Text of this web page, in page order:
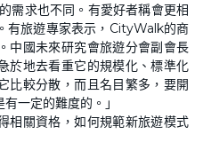
需求也不同。有愛好者稱會更相
有旅遊專家表示，CityWalk的商
中國未來研究會旅遊分會副會長
於地去看重它的規模化、標準化
比較分散，而且名目繁多，要開
一定的難度的。」
相關資格，如何規範新旅遊模式